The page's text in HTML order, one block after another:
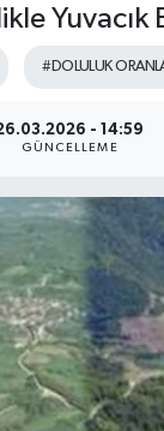
#DOLULUK
- 14:59
GÜNCELLEME